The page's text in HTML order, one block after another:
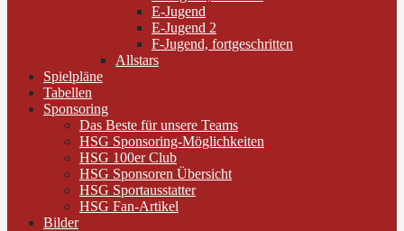
E-Jugend
E-Jugend 2
F-Jugend, fortgeschritten
Allstars
Spielpläne
Tabellen
Sponsoring
Das Beste für unsere Teams
HSG Sponsoring-Möglichkeiten
HSG 100er Club
HSG Sponsoren Übersicht
HSG Sportausstatter
HSG Fan-Artikel
Bilder